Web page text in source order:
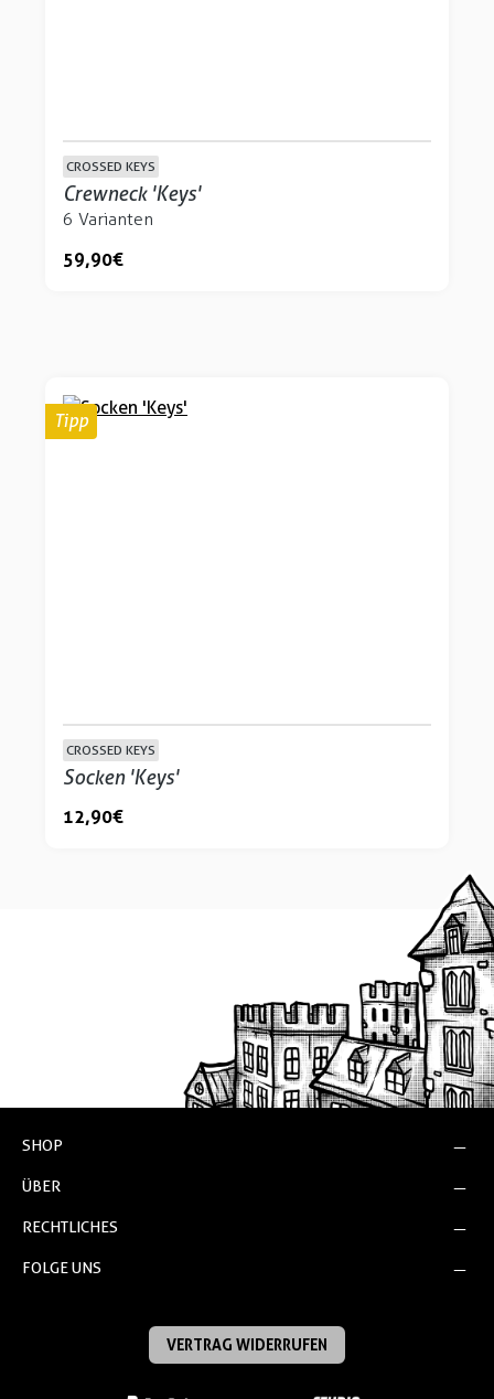
CROSSED KEYS
Crewneck 'Keys'
6 Varianten
59,90 €
Tipp
CROSSED KEYS
Socken 'Keys'
12,90 €
SHOP
ÜBER
RECHTLICHES
FOLGE UNS
VERTRAG WIDERRUFEN